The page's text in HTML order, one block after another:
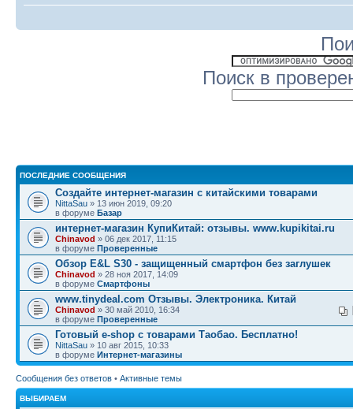
Поиск в
ПОСЛЕДНИЕ СООБЩЕНИЯ
Создайте интернет-магазин с китайскими товарами
NittaSau » 13 июн 2019, 09:20
в форуме Базар
интернет-магазин КупиКитай: отзывы. www.kupikitai.ru
Chinavod » 06 дек 2017, 11:15
в форуме Проверенные
Обзор E&L S30 - защищенный смартфон без заглушек
Chinavod » 28 ноя 2017, 14:09
в форуме Смартфоны
www.tinydeal.com Отзывы. Электроника. Китай
Chinavod » 30 май 2010, 16:34
в форуме Проверенные
Готовый e-shop с товарами Таобао. Бесплатно!
NittaSau » 10 авг 2015, 10:33
в форуме Интернет-магазины
Сообщения без ответов • Активные темы
ВЫБИРАЕМ